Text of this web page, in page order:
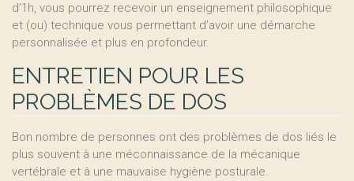
d’1h, vous pourrez recevoir un enseignement philosophique
et (ou) technique vous permettant d’avoir une démarche
personnalisée et plus en profondeur.
ENTRETIEN POUR LES
PROBLÈMES DE DOS
Bon nombre de personnes ont des problèmes de dos liés le
plus souvent à une méconnaissance de la mécanique
vertébrale et à une mauvaise hygiène posturale.